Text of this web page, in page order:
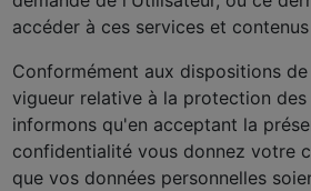
accéder à ces services et
Conformément aux dispositions
vigueur relative à la protection des
informons qu'en acceptant la
confidentialité vous donnez votre
que vos données personnelles